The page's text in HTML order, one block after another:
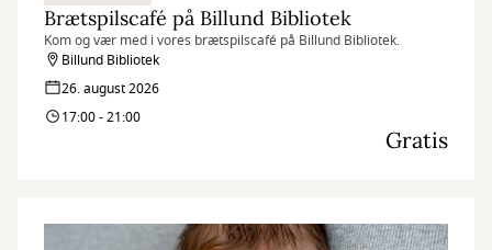
Brætspilscafé på Billund Bibliotek
Kom og vær med i vores brætspilscafé på Billund Bibliotek.
Billund Bibliotek
26. august 2026
17:00 - 21:00
Gratis